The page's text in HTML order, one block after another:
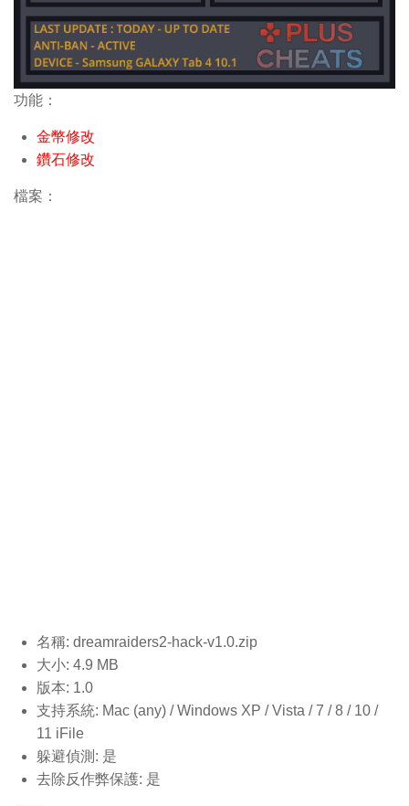
功能：
金幣修改
鑽石修改
檔案：
名稱: dreamraiders2-hack-v1.0.zip
大小: 4.9 MB
版本: 1.0
支持系統: Mac (any) / Windows XP / Vista / 7 / 8 / 10 /
11 iFile
躲避偵測: 是
去除反作弊保護: 是